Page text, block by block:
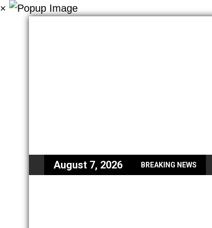
×
August 7, 2026 BREAKING NEWS